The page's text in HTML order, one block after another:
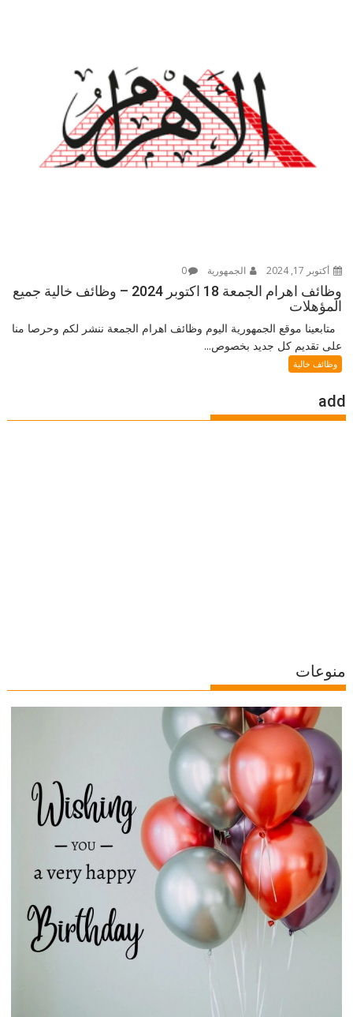
أكتوبر 17, 2024 الجمهورية 0
وظائف اهرام الجمعة 18 اكتوبر 2024 – وظائف خالية جميع
المؤهلات
متابعينا موقع الجمهورية اليوم وظائف اهرام الجمعة ننشر لكم وحرصا منا
على تقديم كل جديد بخصوص...
وظائف خالية
add
منوعات